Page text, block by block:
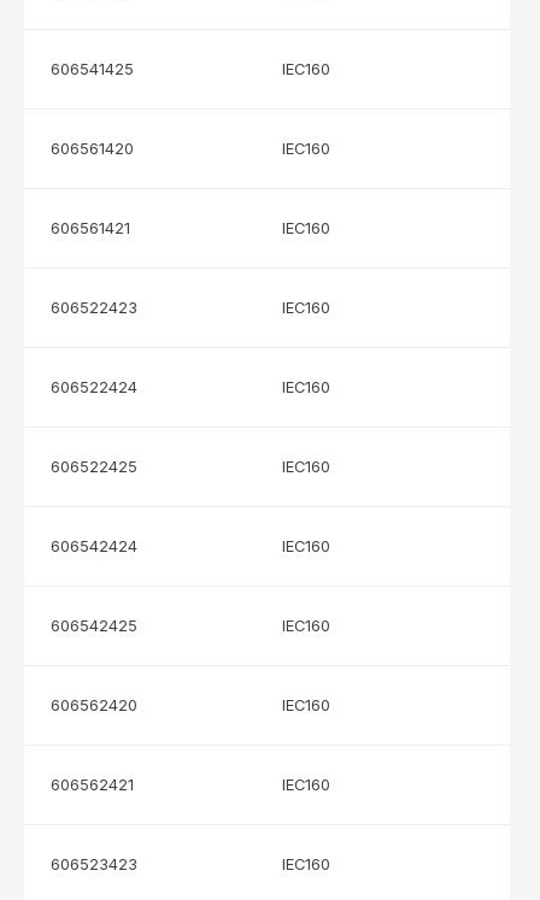
606541425 IEC160
606561420 IEC160
606561421 IEC160
606522423 IEC160
606522424 IEC160
606522425 IEC160
606542424 IEC160
606542425 IEC160
606562420 IEC160
606562421 IEC160
606523423 IEC160